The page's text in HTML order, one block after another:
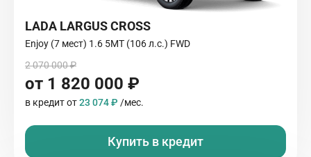
LADA LARGUS CROSS
Enjoy (7 мест) 1.6 5MT (106 л.с.) FWD
2 070 000 ₽
от 1 820 000 ₽
в кредит от23 074 ₽ /мес.
Купить в кредит